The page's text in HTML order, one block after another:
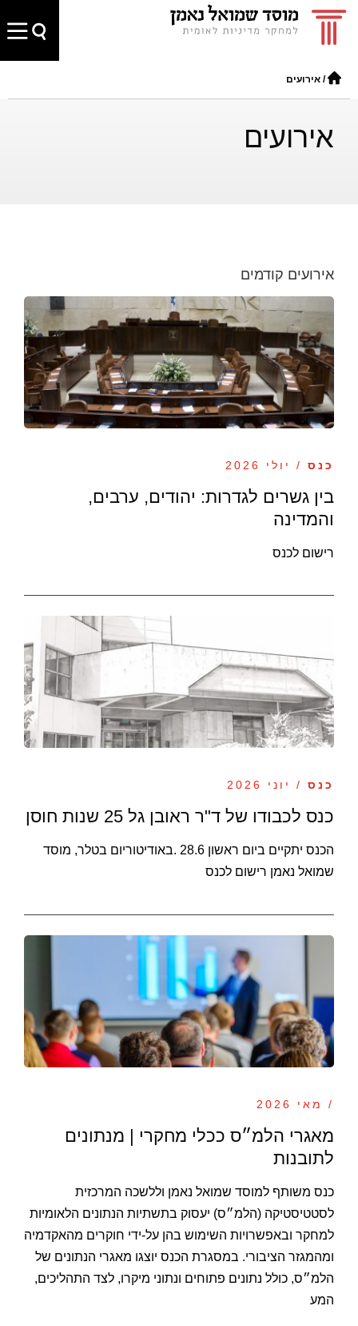
/ אירועים
אירועים
אירועים קודמים
כנס / יולי 2026
בין גשרים לגדרות: יהודים, ערבים,
והמדינה
רישום לכנס
כנס / יוני 2026
כנס לכבודו של ד"ר ראובן גל 25 שנות חוסן
הכנס יתקיים ביום ראשון 28.6 .באודיטוריום בטלר, מוסד
שמואל נאמן רישום לכנס
/ מאי 2026
מאגרי הלמ״ס ככלי מחקרי | מנתונים
לתובנות
כנס משותף למוסד שמואל נאמן וללשכה המרכזית
לסטטיסטיקה (הלמ״ס) יעסוק בתשתיות הנתונים הלאומיות
למחקר ובאפשרויות השימוש בהן על-ידי חוקרים מהאקדמיה
ומהמגזר הציבורי. במסגרת הכנס יוצגו מאגרי הנתונים של
הלמ״ס, כולל נתונים פתוחים ונתוני מיקרו, לצד התהליכים,
המע